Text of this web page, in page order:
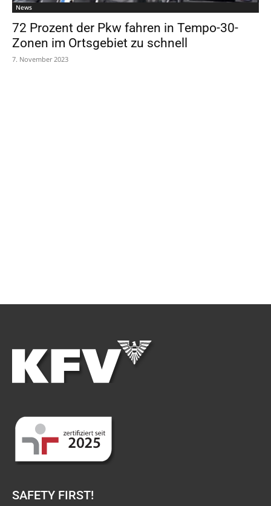
News
72 Prozent der Pkw fahren in Tempo-30-
Zonen im Ortsgebiet zu schnell
7. November 2023
SAFETY FIRST!